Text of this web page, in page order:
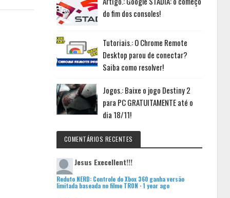
do fim dos consoles!
Tutoriais.: O Chrome Remote
Desktop parou de conectar?
Saiba como resolver!
Jogos.: Baixe o jogo Destiny 2
para PC GRATUITAMENTE até o
dia 18/11!
COMENTÁRIOS RECENTES
Jesus Execellent!!!
Reduto NERD: Controle do Xbox 360 ganha versão
limitada baseada no filme TRON ·1 year ago